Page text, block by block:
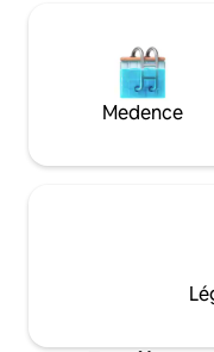
Medence